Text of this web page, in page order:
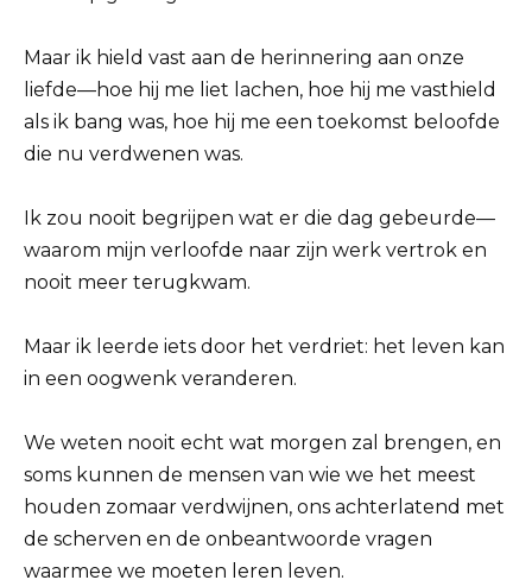
Maar ik hield vast aan de herinnering aan onze
liefde—hoe hij me liet lachen, hoe hij me vasthield
als ik bang was, hoe hij me een toekomst beloofde
die nu verdwenen was.
Ik zou nooit begrijpen wat er die dag gebeurde—
waarom mijn verloofde naar zijn werk vertrok en
nooit meer terugkwam.
Maar ik leerde iets door het verdriet: het leven kan
in een oogwenk veranderen.
We weten nooit echt wat morgen zal brengen, en
soms kunnen de mensen van wie we het meest
houden zomaar verdwijnen, ons achterlatend met
de scherven en de onbeantwoorde vragen
waarmee we moeten leren leven.